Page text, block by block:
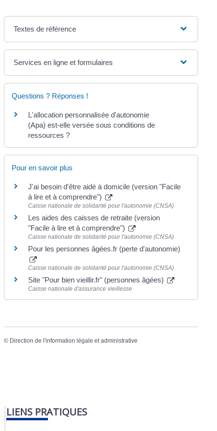
Textes de référence
Services en ligne et formulaires
Questions ? Réponses !
L'allocation personnalisée d'autonomie
(Apa) est-elle versée sous conditions de
ressources ?
Pour en savoir plus
J'ai besoin d'être aidé à domicile (version "Facile
à lire et à comprendre")
Caisse nationale de solidarité pour l'autonomie (CNSA)
Les aides des caisses de retraite (version
"Facile à lire et à comprendre")
Caisse nationale de solidarité pour l'autonomie (CNSA)
Pour les personnes âgées.fr (perte d'autonomie)
Caisse nationale de solidarité pour l'autonomie (CNSA)
Site "Pour bien vieillir.fr" (personnes âgées)
Caisse nationale d'assurance vieillesse
© Direction de l'information légale et administrative
LIENS PRATIQUES